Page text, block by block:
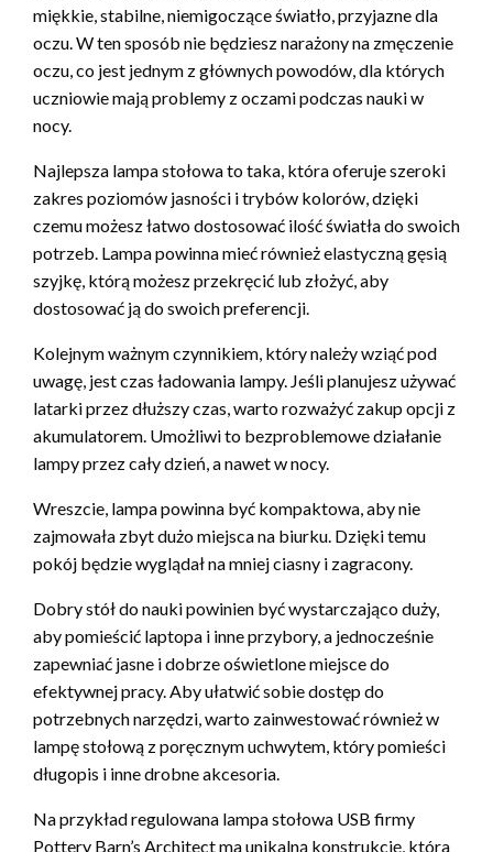
miękkie, stabilne, niemigoczące światło, przyjazne dla
oczu. W ten sposób nie będziesz narażony na zmęczenie
oczu, co jest jednym z głównych powodów, dla których
uczniowie mają problemy z oczami podczas nauki w
nocy.
Najlepsza lampa stołowa to taka, która oferuje szeroki
zakres poziomów jasności i trybów kolorów, dzięki
czemu możesz łatwo dostosować ilość światła do swoich
potrzeb. Lampa powinna mieć również elastyczną gęsią
szyjkę, którą możesz przekręcić lub złożyć, aby
dostosować ją do swoich preferencji.
Kolejnym ważnym czynnikiem, który należy wziąć pod
uwagę, jest czas ładowania lampy. Jeśli planujesz używać
latarki przez dłuższy czas, warto rozważyć zakup opcji z
akumulatorem. Umożliwi to bezproblemowe działanie
lampy przez cały dzień, a nawet w nocy.
Wreszcie, lampa powinna być kompaktowa, aby nie
zajmowała zbyt dużo miejsca na biurku. Dzięki temu
pokój będzie wyglądał na mniej ciasny i zagracony.
Dobry stół do nauki powinien być wystarczająco duży,
aby pomieścić laptopa i inne przybory, a jednocześnie
zapewniać jasne i dobrze oświetlone miejsce do
efektywnej pracy. Aby ułatwić sobie dostęp do
potrzebnych narzędzi, warto zainwestować również w
lampę stołową z poręcznym uchwytem, który pomieści
długopis i inne drobne akcesoria.
Na przykład regulowana lampa stołowa USB firmy
Pottery Barn’s Architect ma unikalną konstrukcję, która